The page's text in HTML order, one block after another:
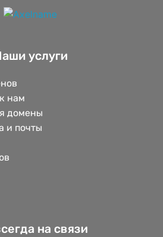
услуги
нам
домены
и почты
на связи